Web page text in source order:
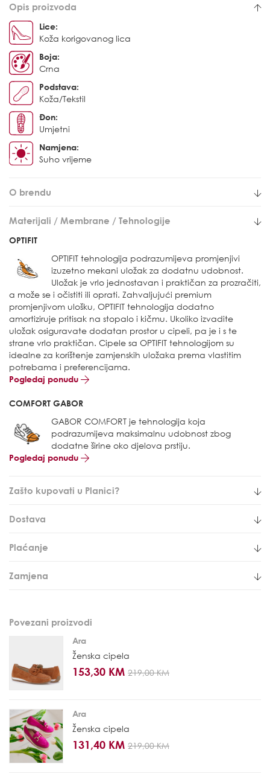
Opis proizvoda
Lice:
Koža korigovanog lica
Boja:
Crna
Podstava:
Koža/Tekstil
Đon:
Umjetni
Namjena:
Suho vrijeme
O brendu
Materijali / Membrane / Tehnologije
OPTIFIT
OPTIFIT tehnologija podrazumijeva promjenjivi
izuzetno mekani uložak za dodatnu udobnost.
Uložak je vrlo jednostavan i praktičan za prozračiti,
a može se i očistiti ili oprati. Zahvaljujući premium
promjenjivom ulošku, OPTIFIT tehnologija dodatno
amortiziruje pritisak na stopalo i kičmu. Ukoliko izvadite
uložak osiguravate dodatan prostor u cipeli, pa je i s te
strane vrlo praktičan. Cipele sa OPTIFIT tehnologijom su
idealne za korištenje zamjenskih uložaka prema vlastitim
potrebama i preferencijama.
Pogledaj ponudu
COMFORT GABOR
GABOR COMFORT je tehnologija koja
podrazumijeva maksimalnu udobnost zbog
dodatne širine oko djelova prstiju.
Pogledaj ponudu
Zašto kupovati u Planici?
Dostava
Plaćanje
Zamjena
Povezani proizvodi
Ara
Ženska cipela
153,30 KM 219,00 KM
Ara
Ženska cipela
131,40 KM 219,00 KM